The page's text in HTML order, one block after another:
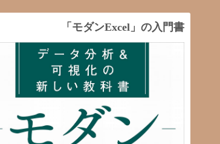
「モダンExcel」の入門書